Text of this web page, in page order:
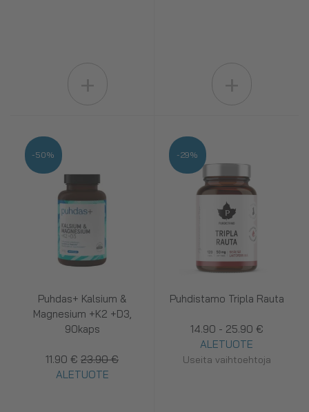
Puhdas+ Kalsium &
Magnesium +K2 +D3,
90kaps
11.90 € 23.90 €
ALETUOTE
-50%
Puhdistamo Tripla Rauta
14.90 - 25.90 €
ALETUOTE
Useita vaihtoehtoja
-29%